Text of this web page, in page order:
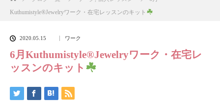
Kuthumistyle®️Jewelryワーク・在宅レッスンのキット
2020.05.15 ワーク
6月Kuthumistyle®️Jewelryワーク・在宅レ
ッスンのキット